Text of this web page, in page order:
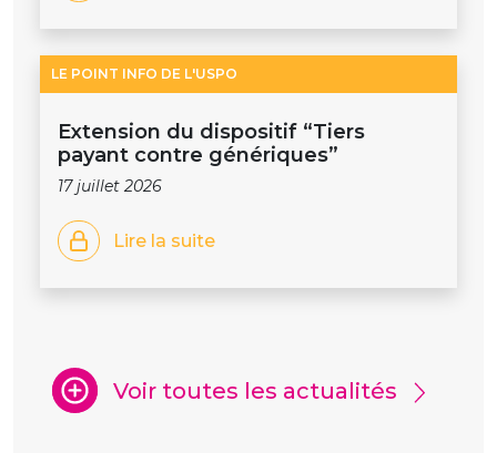
LE POINT INFO DE L'USPO
Extension du dispositif “Tiers
payant contre génériques”
17 juillet 2026
Lire la suite
Voir toutes les actualités